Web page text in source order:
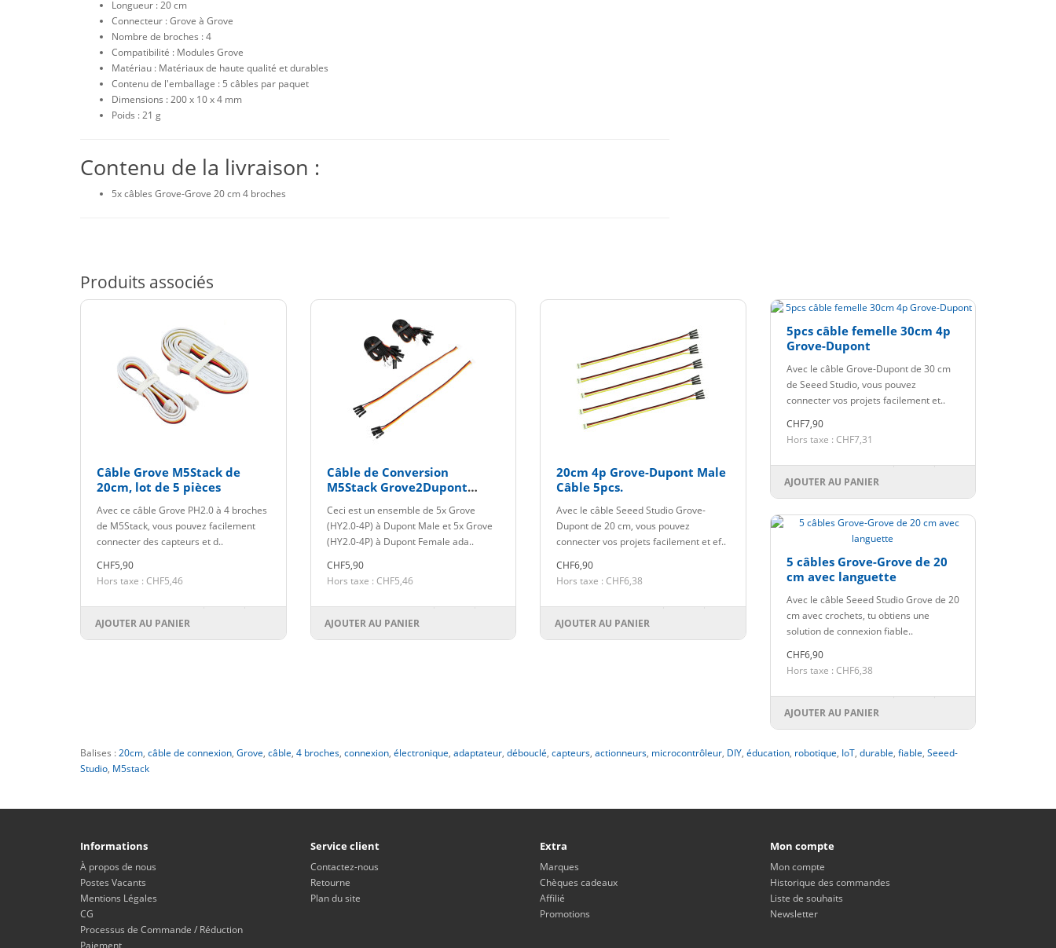
Longueur : 20 cm
Connecteur : Grove à Grove
Nombre de broches : 4
Compatibilité : Modules Grove
Matériau : Matériaux de haute qualité et durables
Contenu de l'emballage : 5 câbles par paquet
Dimensions : 200 x 10 x 4 mm
Poids : 21 g
Contenu de la livraison :
5x câbles Grove-Grove 20 cm 4 broches
Produits associés
Câble Grove M5Stack de
20cm, lot de 5 pièces
Avec ce câble Grove PH2.0 à 4 broches
de M5Stack, vous pouvez facilement
connecter des capteurs et d..
CHF5,90
Hors taxe : CHF5,46
AJOUTER AU PANIER
Câble de Conversion
M5Stack Grove2Dupont
Ceci est un ensemble de 5x Grove
(HY2.0-4P) à Dupont Male et 5x Grove
(HY2.0-4P) à Dupont Female ada..
CHF5,90
Hors taxe : CHF5,46
AJOUTER AU PANIER
20cm 4p Grove-Dupont Male
Câble 5pcs.
Avec le câble Seeed Studio Grove-
Dupont de 20 cm, vous pouvez
connecter vos projets facilement et ef..
CHF6,90
Hors taxe : CHF6,38
AJOUTER AU PANIER
5pcs câble femelle 30cm 4p
Grove-Dupont
Avec le câble Grove-Dupont de 30 cm
de Seeed Studio, vous pouvez
connecter vos projets facilement et..
CHF7,90
Hors taxe : CHF7,31
AJOUTER AU PANIER
5 câbles Grove-Grove de 20
cm avec languette
Avec le câble Seeed Studio Grove de 20
cm avec crochets, tu obtiens une
solution de connexion fiable..
CHF6,90
Hors taxe : CHF6,38
AJOUTER AU PANIER
Balises :20cm, câble de connexion, Grove, câble, 4 broches, connexion, électronique, adaptateur, débouclé, capteurs, actionneurs, microcontrôleur, DIY, éducation, robotique, IoT, durable, fiable, Seeed-
Studio, M5stack
Informations
À propos de nous
Postes Vacants
Mentions Légales
CG
Processus de Commande / Réduction
Paiement
Service client
Contactez-nous
Retourne
Plan du site
Extra
Marques
Chèques cadeaux
Affilié
Promotions
Mon compte
Mon compte
Historique des commandes
Liste de souhaits
Newsletter